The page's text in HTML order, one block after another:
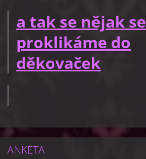
a tak se nějak se
proklikáme do
děkovaček
ANKETA